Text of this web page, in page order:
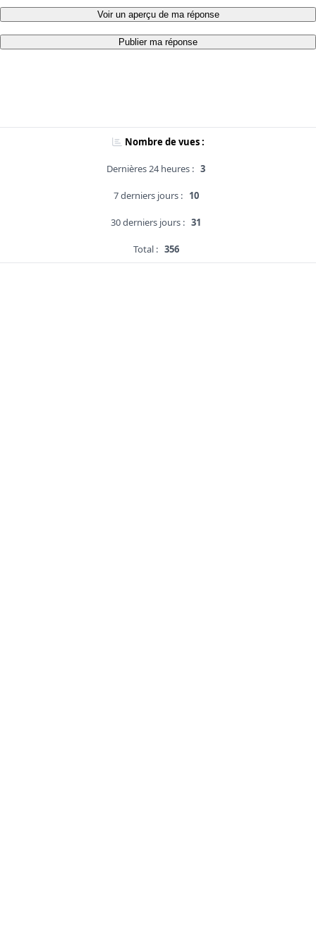
Voir un aperçu de ma réponse
Publier ma réponse
Nombre de vues :
Dernières 24 heures : 3
7 derniers jours : 10
30 derniers jours : 31
Total : 356